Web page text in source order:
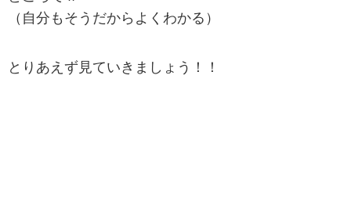
（自分もそうだからよくわかる）
とりあえず見ていきましょう！！